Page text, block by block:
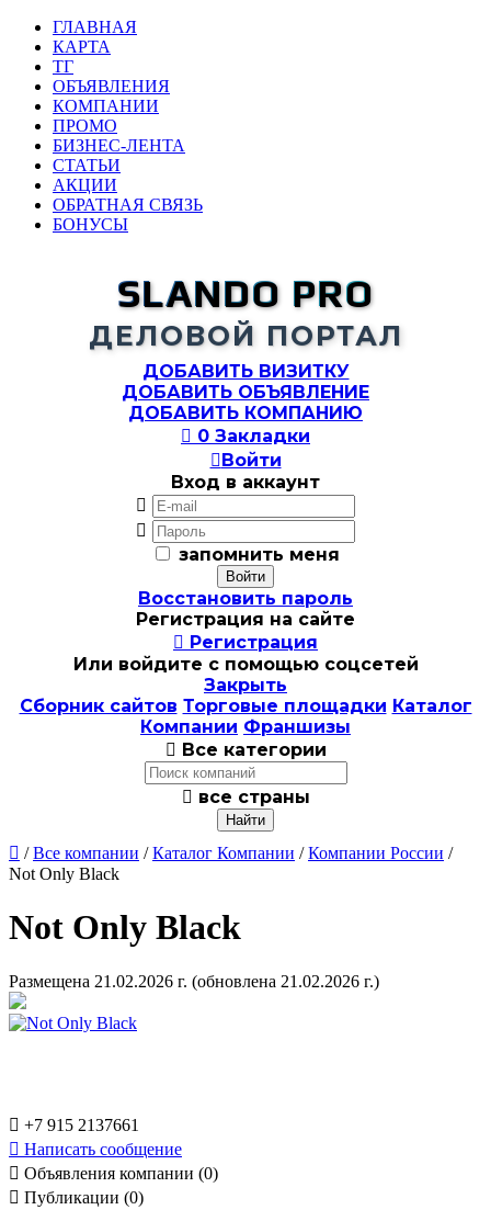
ГЛАВНАЯ
КАРТА
ТГ
ОБЪЯВЛЕНИЯ
КОМПАНИИ
ПРОМО
БИЗНЕС-ЛЕНТА
СТАТЬИ
АКЦИИ
ОБРАТНАЯ СВЯЗЬ
БОНУСЫ
SLANDO PRO
ДЕЛОВОЙ ПОРТАЛ
ДОБАВИТЬ ВИЗИТКУ
ДОБАВИТЬ ОБЪЯВЛЕНИЕ
ДОБАВИТЬ КОМПАНИЮ
 0 Закладки
Войти
Вход в аккаунт


запомнить меня
Восстановить пароль
Регистрация на сайте
 Регистрация
Или войдите с помощью соцсетей
Закрыть
Сборник сайтов Торговые площадки Каталог
Компании Франшизы
 Все категории
 все страны
 /Все компании /Каталог Компании /Компании России /
Not Only Black
Not Only Black
Размещена 21.02.2026 г. (обновлена 21.02.2026 г.)
 +7 915 2137661
 Написать сообщение
 Объявления компании (0)
 Публикации (0)